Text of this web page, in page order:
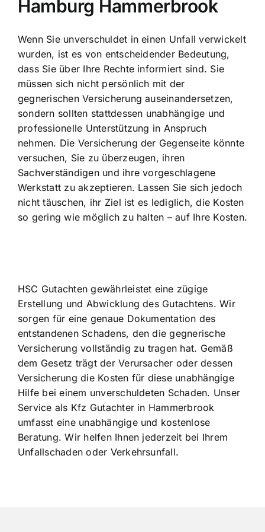
Hamburg Hammerbrook
Wenn Sie unverschuldet in einen Unfall verwickelt
wurden, ist es von entscheidender Bedeutung,
dass Sie über Ihre Rechte informiert sind. Sie
müssen sich nicht persönlich mit der
gegnerischen Versicherung auseinandersetzen,
sondern sollten stattdessen unabhängige und
professionelle Unterstützung in Anspruch
nehmen. Die Versicherung der Gegenseite könnte
versuchen, Sie zu überzeugen, ihren
Sachverständigen und ihre vorgeschlagene
Werkstatt zu akzeptieren. Lassen Sie sich jedoch
nicht täuschen, ihr Ziel ist es lediglich, die Kosten
so gering wie möglich zu halten – auf Ihre Kosten.
HSC Gutachten gewährleistet eine zügige
Erstellung und Abwicklung des Gutachtens. Wir
sorgen für eine genaue Dokumentation des
entstandenen Schadens, den die gegnerische
Versicherung vollständig zu tragen hat. Gemäß
dem Gesetz trägt der Verursacher oder dessen
Versicherung die Kosten für diese unabhängige
Hilfe bei einem unverschuldeten Schaden. Unser
Service als Kfz Gutachter in Hammerbrook
umfasst eine unabhängige und kostenlose
Beratung. Wir helfen Ihnen jederzeit bei Ihrem
Unfallschaden oder Verkehrsunfall.